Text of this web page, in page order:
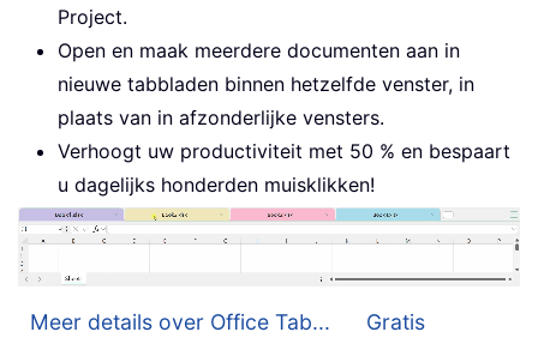
Project.
Open en maak meerdere documenten aan in
nieuwe tabbladen binnen hetzelfde venster, in
plaats van in afzonderlijke vensters.
Verhoogt uw productiviteit met 50 % en bespaart
u dagelijks honderden muisklikken!
Meer details over Office Tab...
Gratis